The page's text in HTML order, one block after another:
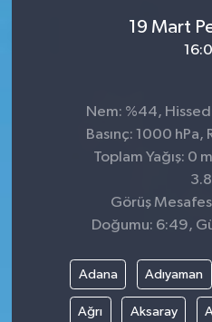
19 Mart
Nem: %44,
Basınç: 1000
Toplam Yağış: 0
Görüş
Doğumu: 6:49,
Adana Adıyaman
Ağrı Aksaray